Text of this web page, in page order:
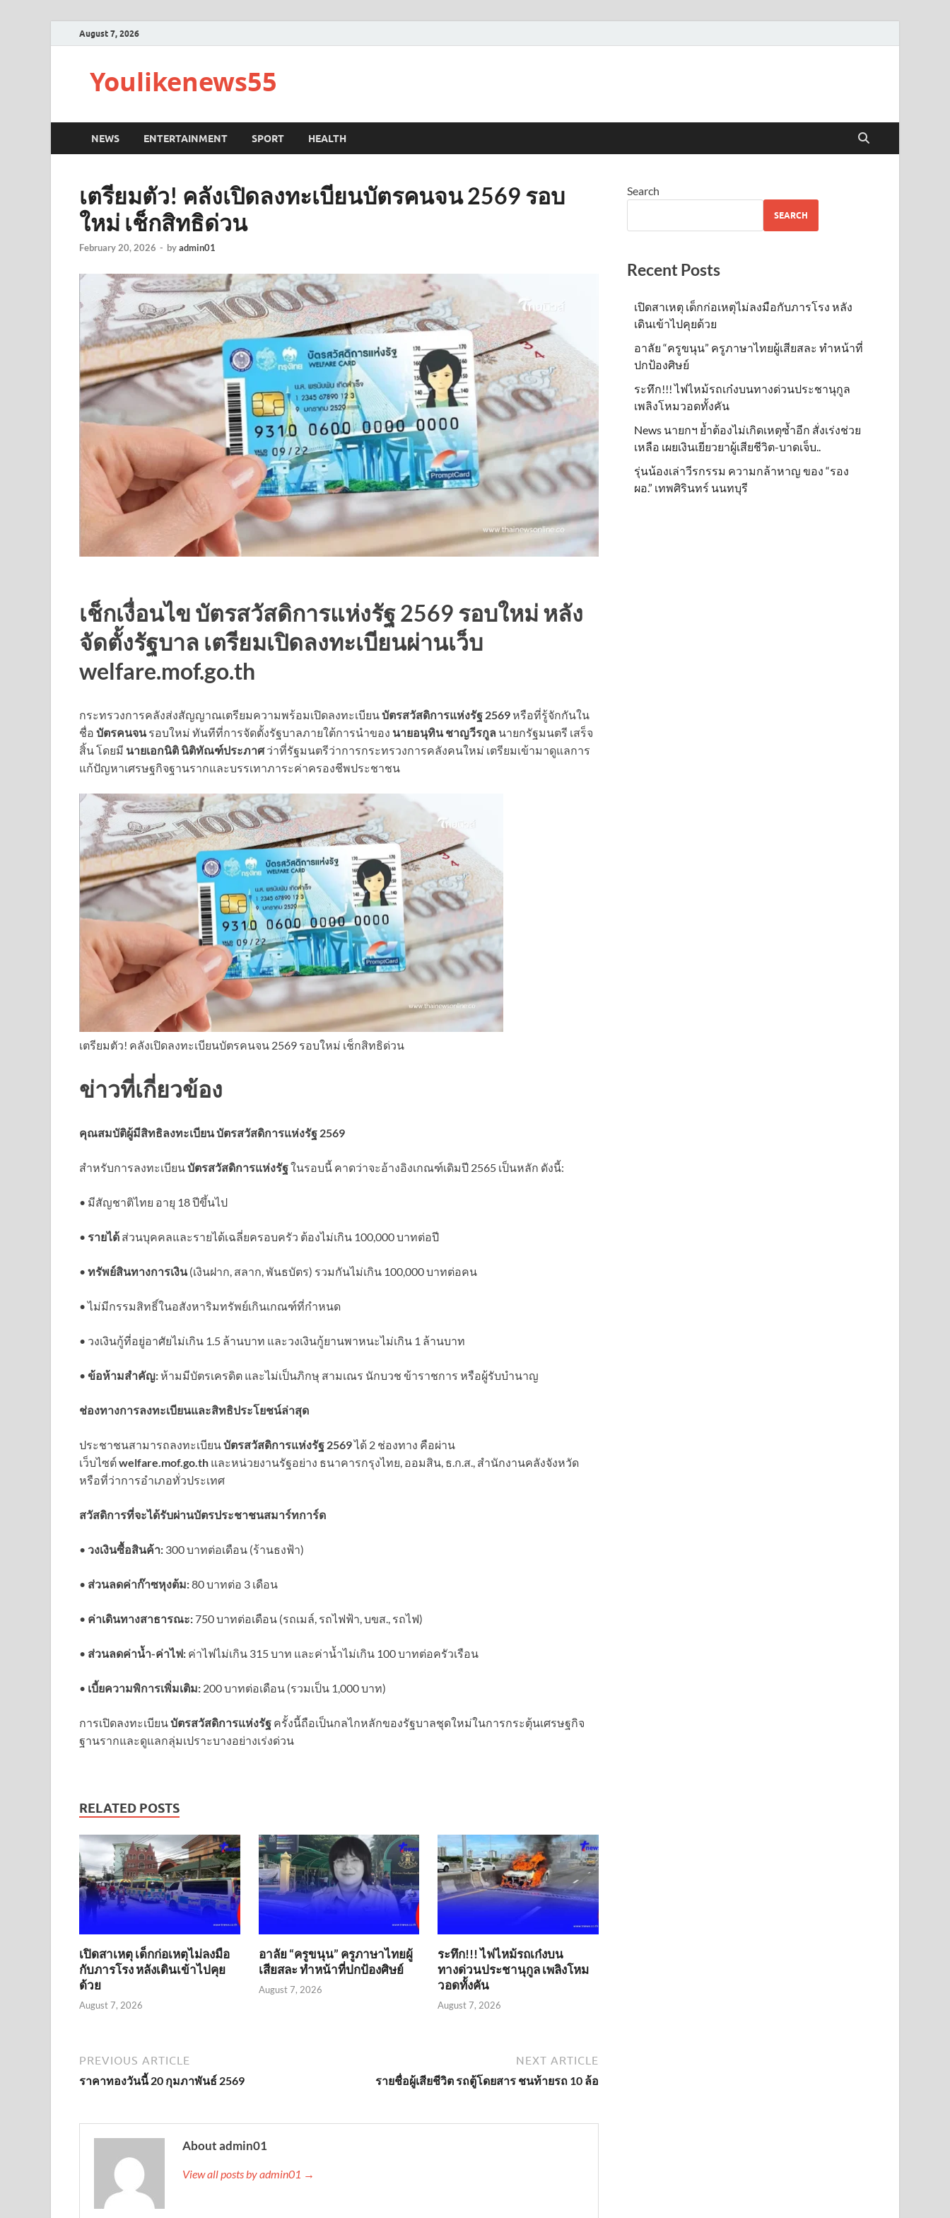
August 7, 2026
Youlikenews55
NEWS ENTERTAINMENT SPORT HEALTH
เตรียมตัว! คลังเปิดลงทะเบียนบัตรคนจน 2569 รอบ
ใหม่ เช็กสิทธิด่วน
February 20, 2026 - byadmin01
เช็กเงื่อนไข บัตรสวัสดิการแห่งรัฐ 2569 รอบใหม่ หลัง
จัดตั้งรัฐบาล เตรียมเปิดลงทะเบียนผ่านเว็บ
welfare.mof.go.th
กระทรวงการคลังส่งสัญญาณเตรียมความพร้อมเปิดลงทะเบียนบัตรสวัสดิการแห่งรัฐ 2569หรือที่รู้จักกันใน
ชื่อ บัตรคนจนรอบใหม่ ทันทีที่การจัดตั้งรัฐบาลภายใต้การนำของ นายอนุทิน ชาญวีรกูล นายกรัฐมนตรี เสร็จ
สิ้น โดยมี นายเอกนิติ นิติทัณฑ์ประภาศว่าที่รัฐมนตรีว่าการกระทรวงการคลังคนใหม่ เตรียมเข้ามาดูแลการ
แก้ปัญหาเศรษฐกิจฐานรากและบรรเทาภาระค่าครองชีพประชาชน
เตรียมตัว! คลังเปิดลงทะเบียนบัตรคนจน 2569 รอบใหม่ เช็กสิทธิด่วน
ข่าวที่เกี่ยวข้อง
คุณสมบัติผู้มีสิทธิลงทะเบียน บัตรสวัสดิการแห่งรัฐ 2569
​สำหรับการลงทะเบียนบัตรสวัสดิการแห่งรัฐในรอบนี้ คาดว่าจะอ้างอิงเกณฑ์เดิมปี 2565 เป็นหลัก ดังนี้:
• ​มีสัญชาติไทย อายุ 18 ปีขึ้นไป
• ​ รายได้ ส่วนบุคคลและรายได้เฉลี่ยครอบครัว ต้องไม่เกิน 100,000 บาทต่อปี
• ​ ทรัพย์สินทางการเงิน(เงินฝาก, สลาก, พันธบัตร) รวมกันไม่เกิน 100,000 บาทต่อคน
• ​ไม่มีกรรมสิทธิ์ในอสังหาริมทรัพย์เกินเกณฑ์ที่กำหนด
• ​วงเงินกู้ที่อยู่อาศัยไม่เกิน 1.5 ล้านบาท และวงเงินกู้ยานพาหนะไม่เกิน 1 ล้านบาท
• ​ ข้อห้ามสำคัญ:ห้ามมีบัตรเครดิต และไม่เป็นภิกษุ สามเณร นักบวช ข้าราชการ หรือผู้รับบำนาญ
ช่องทางการลงทะเบียนและสิทธิประโยชน์ล่าสุด
​ประชาชนสามารถลงทะเบียนบัตรสวัสดิการแห่งรัฐ 2569ได้ 2 ช่องทาง คือผ่าน
เว็บไซต์welfare.mof.go.th และหน่วยงานรัฐอย่าง ธนาคารกรุงไทย, ออมสิน, ธ.ก.ส., สำนักงานคลังจังหวัด
หรือที่ว่าการอำเภอทั่วประเทศ
สวัสดิการที่จะได้รับผ่านบัตรประชาชนสมาร์ทการ์ด
• ​ วงเงินซื้อสินค้า: 300 บาทต่อเดือน (ร้านธงฟ้า)
• ​ ส่วนลดค่าก๊าซหุงต้ม:80 บาทต่อ 3 เดือน
• ​ ค่าเดินทางสาธารณะ: 750 บาทต่อเดือน (รถเมล์, รถไฟฟ้า, บขส., รถไฟ)
• ​ ส่วนลดค่าน้ำ-ค่าไฟ: ค่าไฟไม่เกิน 315 บาท และค่าน้ำไม่เกิน 100 บาทต่อครัวเรือน
• ​ เบี้ยความพิการเพิ่มเติม: 200 บาทต่อเดือน (รวมเป็น 1,000 บาท)
​การเปิดลงทะเบียนบัตรสวัสดิการแห่งรัฐ ครั้งนี้ถือเป็นกลไกหลักของรัฐบาลชุดใหม่ในการกระตุ้นเศรษฐกิจ
ฐานรากและดูแลกลุ่มเปราะบางอย่างเร่งด่วน
RELATED POSTS
เปิดสาเหตุ เด็กก่อเหตุไม่ลงมือ
กับภารโรง หลังเดินเข้าไปคุย
ด้วย
August 7, 2026
อาลัย “ครูขนุน” ครูภาษาไทยผู้
เสียสละ ทำหน้าที่ปกป้องศิษย์
August 7, 2026
ระทึก!!! ไฟไหม้รถเก๋งบน
ทางด่วนประชานุกูล เพลิงโหม
วอดทั้งคัน
August 7, 2026
PREVIOUS ARTICLE
ราคาทองวันนี้ 20 กุมภาพันธ์ 2569
NEXT ARTICLE
รายชื่อผู้เสียชีวิต รถตู้โดยสาร ชนท้ายรถ 10 ล้อ
About admin01
View all posts by admin01 →
Search
SEARCH
Recent Posts
เปิดสาเหตุ เด็กก่อเหตุไม่ลงมือกับภารโรง หลัง
เดินเข้าไปคุยด้วย
อาลัย “ครูขนุน” ครูภาษาไทยผู้เสียสละ ทำหน้าที่
ปกป้องศิษย์
ระทึก!!! ไฟไหม้รถเก๋งบนทางด่วนประชานุกูล
เพลิงโหมวอดทั้งคัน
News นายกฯ ย้ำต้องไม่เกิดเหตุซ้ำอีก สั่งเร่งช่วย
เหลือ เผยเงินเยียวยาผู้เสียชีวิต-บาดเจ็บ..
รุ่นน้องเล่าวีรกรรม ความกล้าหาญ ของ “รอง
ผอ.” เทพศิรินทร์ นนทบุรี